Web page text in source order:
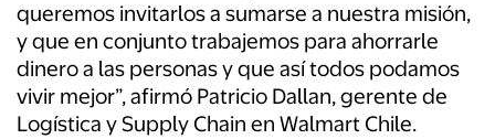
queremos invitarlos a sumarse a nuestra misión,
y que en conjunto trabajemos para ahorrarle
dinero a las personas y que así todos podamos
vivir mejor”, afirmó Patricio Dallan, gerente de
Logística y Supply Chain en Walmart Chile.